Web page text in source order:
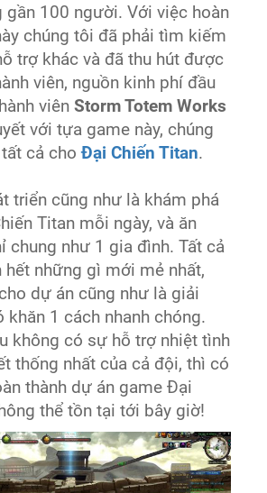
gần 100 người. Với việc hoàn
chúng tôi đã phải tìm kiếm
trợ khác và đã thu hút được
viên, nguồn kinh phí đầu
viênStorm Totem Works
với tựa game này, chúng
cả choĐại Chiến Titan.
triển cũng như là khám phá
Titan mỗi ngày, và ăn
chung như 1 gia đình. Tất cả
hết những gì mới mẻ nhất,
dự án cũng như là giải
khăn 1 cách nhanh chóng.
không có sự hỗ trợ nhiệt tình
thống nhất của cả đội, thì có
thành dự án game Đại
thể tồn tại tới bây giờ!